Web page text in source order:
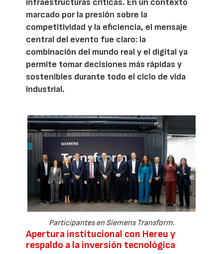
infraestructuras críticas. En un contexto
marcado por la presión sobre la
competitividad y la eficiencia, el mensaje
central del evento fue claro: la
combinación del mundo real y el digital ya
permite tomar decisiones más rápidas y
sostenibles durante todo el ciclo de vida
industrial.
Participantes en Siemens Transform.
Apertura institucional con Hereu y
respaldo a la inversión tecnológica